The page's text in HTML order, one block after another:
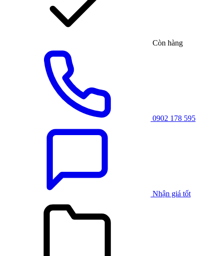
Còn hàng
0902 178 595
Nhận giá tốt